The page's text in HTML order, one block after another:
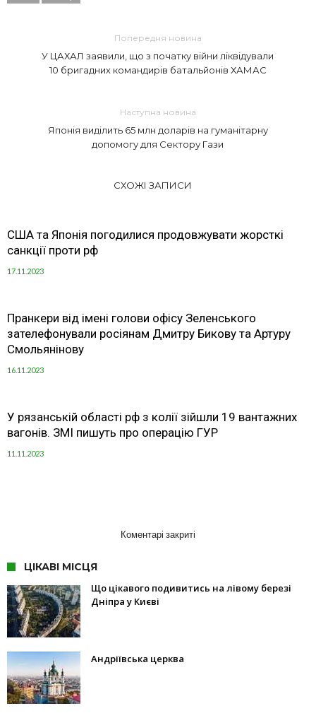
Попередня новина
У ЦАХАЛ заявили, що з початку війни ліквідували
10 бригадних командирів батальйонів ХАМАС
Наступна новина
Японія виділить 65 млн доларів на гуманітарну
допомогу для Сектору Гази
СХОЖІ ЗАПИСИ
США та Японія погодилися продовжувати жорсткі
санкції проти рф
17.11.2023
Пранкери від імені голови офісу Зеленського
зателефонували росіянам Дмитру Бикову та Артуру
Смольянінову
16.11.2023
У рязанській області рф з колії зійшли 19 вантажних
вагонів. ЗМІ пишуть про операцію ГУР
11.11.2023
Коментарі закриті
ЦІКАВІ МІСЦЯ
Що цікавого подивитись на лівому березі
Дніпра у Києві
Андріївська церква